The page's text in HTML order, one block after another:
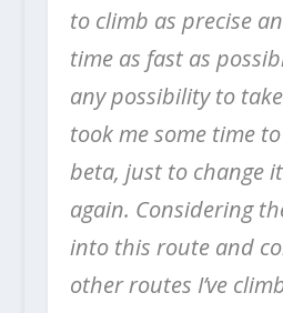
to climb as precise
time as fast as
any possibility to
took me some time
beta, just to change
again. Considering
into this route and
other routes I’ve